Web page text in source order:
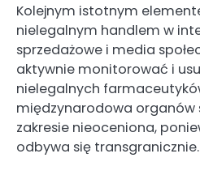
Kolejnym istotnym
nielegalnym handlem w
sprzedażowe i media
aktywnie monitorować i
nielegalnych
międzynarodowa organów
zakresie nieoceniona,
odbywa się transgranicznie.